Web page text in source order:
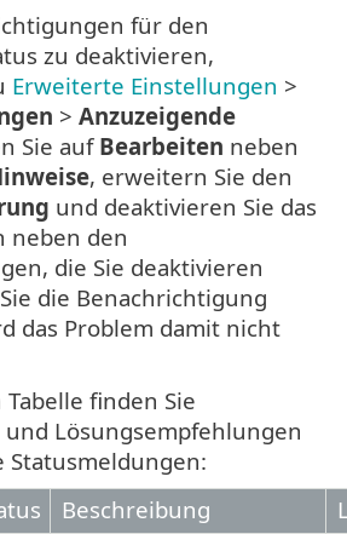
für den
zu deaktivieren,
Erweiterte Einstellungen >
> Anzuzeigende
Sie auf Bearbeiten neben
, erweitern Sie den
und deaktivieren Sie das
neben den
die Sie deaktivieren
die Benachrichtigung
das Problem damit nicht
finden Sie
Lösungsempfehlungen
Statusmeldungen:
Beschreibung